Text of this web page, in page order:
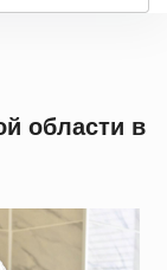
области в